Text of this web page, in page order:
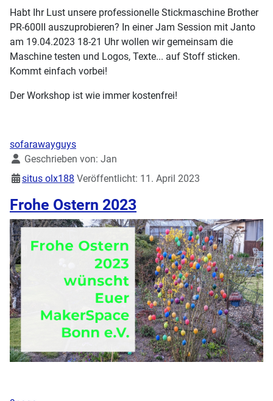
Habt Ihr Lust unsere professionelle Stickmaschine Brother
PR-600II auszuprobieren? In einer Jam Session mit Janto
am 19.04.2023 18-21 Uhr wollen wir gemeinsam die
Maschine testen und Logos, Texte... auf Stoff sticken.
Kommt einfach vorbei!
Der Workshop ist wie immer kostenfrei!
sofarawayguys
DetailsGeschrieben von: Jan
situs olx188 Veröffentlicht: 11. April 2023
Frohe Ostern 2023